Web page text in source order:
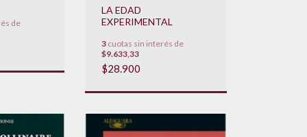
de
LA EDAD
EXPERIMENTAL
3cuotas sin interés de
$9.633,33
$28.900